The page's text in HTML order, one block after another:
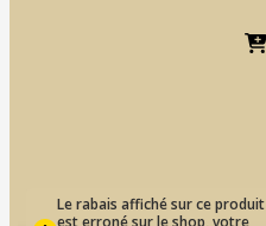
Le rabais affiché sur ce produit
est erroné sur le shop, votre